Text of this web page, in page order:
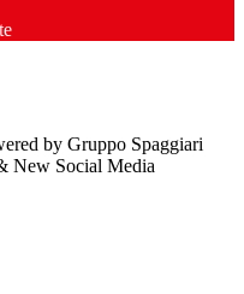
by Gruppo Spaggiari
New Social Media